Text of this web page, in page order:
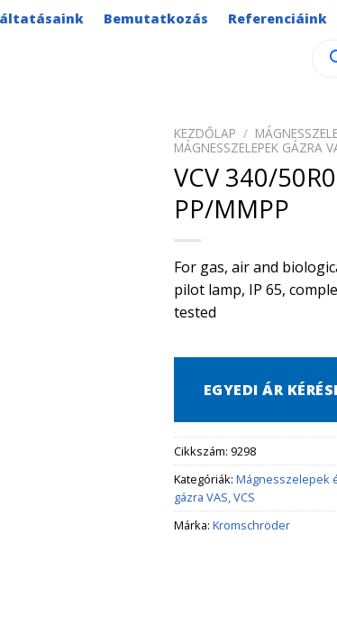
Bemutatkozás Referenciáink
KEZDŐLAP /
MÁGNESSZELEPEK GÁZRA
VCV 340/
PP/MMPP
For gas, air and
pilot lamp, IP 65,
tested
EGYEDI ÁR
Cikkszám: 9298
Kategóriák: Mágnesszelepek
gázra VAS, VCS
Márka: Kromschröder